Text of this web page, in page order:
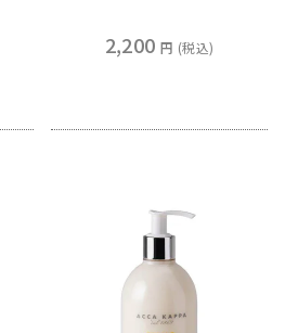
2,200 税込